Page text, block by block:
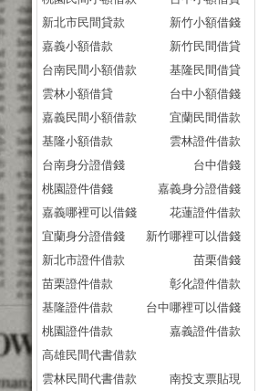
新北市民間貸款
新竹小額借錢
嘉義小額借款
新竹民間借貸
台南民間小額借款
基隆民間借貸
雲林小額借貸
台中小額借錢
嘉義民間小額借款
宜蘭民間借款
基隆小額借款
雲林證件借款
台南身分證借錢
台中借錢
桃園證件借錢
嘉義身分證借錢
嘉義哪裡可以借錢
花蓮證件借款
宜蘭身分證借錢
新竹哪裡可以借錢
新北市證件借款
苗栗借錢
苗栗證件借款
彰化證件借款
基隆證件借款
台中哪裡可以借錢
桃園證件借款
嘉義證件借款
高雄民間代書借款
雲林民間代書借款
南投支票貼現